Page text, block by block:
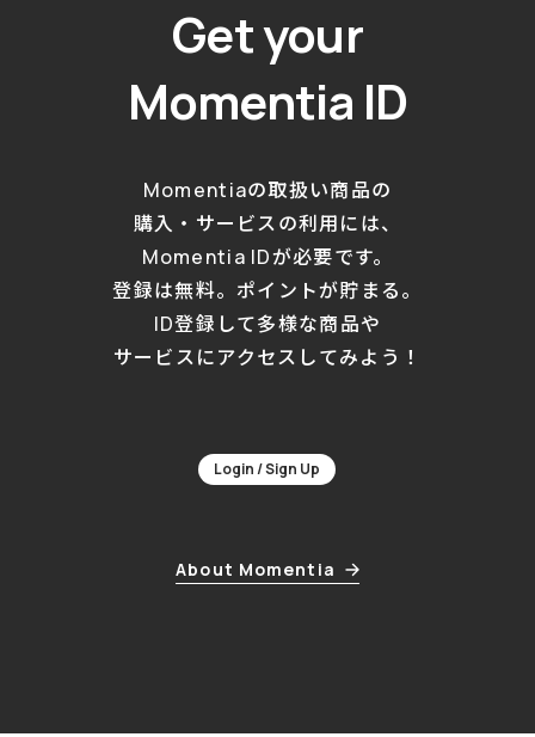
Get your
Momentia ID
Momentiaの取扱い商品の
購入・サービスの利用には、
Momentia IDが必要です。
登録は無料。ポイントが貯まる。
ID登録して多様な商品や
サービスにアクセスしてみよう！
Login / Sign Up
About Momentia